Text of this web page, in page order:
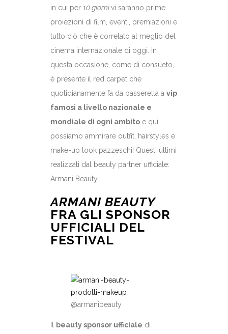
in cui per 10 giornivi saranno prime
proiezioni di film, eventi, premiazioni e
tutto ciò che è correlato al meglio del
cinema internazionale di oggi. In
questa occasione, come di consueto,
è presente il red carpet che
quotidianamente fa da passerella a vip
famosi a livello nazionale e
mondiale di ogni ambito e qui
possiamo ammirare outfit, hairstyles e
make-up look pazzeschi! Questi ultimi
realizzati dal beauty partner ufficiale:
Armani Beauty.
ARMANI BEAUTY
FRA GLI SPONSOR
UFFICIALI DEL
FESTIVAL
@armanibeauty
beauty sponsor ufficiale di